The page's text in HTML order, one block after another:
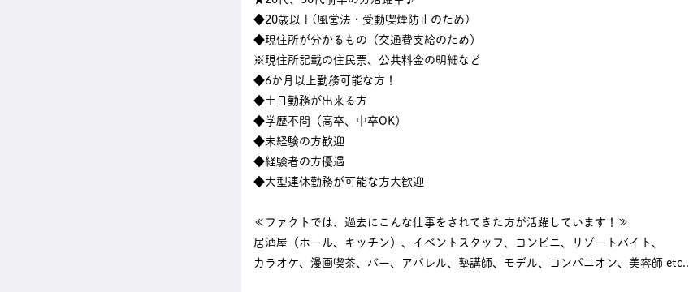
◆20歳以上(風営法・受動喫煙防止のため)
◆現住所が分かるもの（交通費支給のため）
※現住所記載の住民票、公共料金の明細など
◆6か月以上勤務可能な方！
◆土日勤務が出来る方
◆学歴不問（高卒、中卒OK）
◆未経験の方歓迎
◆経験者の方優遇
◆大型連休勤務が可能な方大歓迎
≪ファクトでは、過去にこんな仕事をされてきた方が活躍しています！≫
居酒屋（ホール、キッチン）、イベントスタッフ、コンビニ、リゾートバイト、
カラオケ、漫画喫茶、バー、アパレル、塾講師、モデル、コンパニオン、美容師 etc..